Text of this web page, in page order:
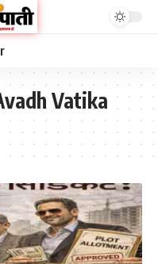
Vatika